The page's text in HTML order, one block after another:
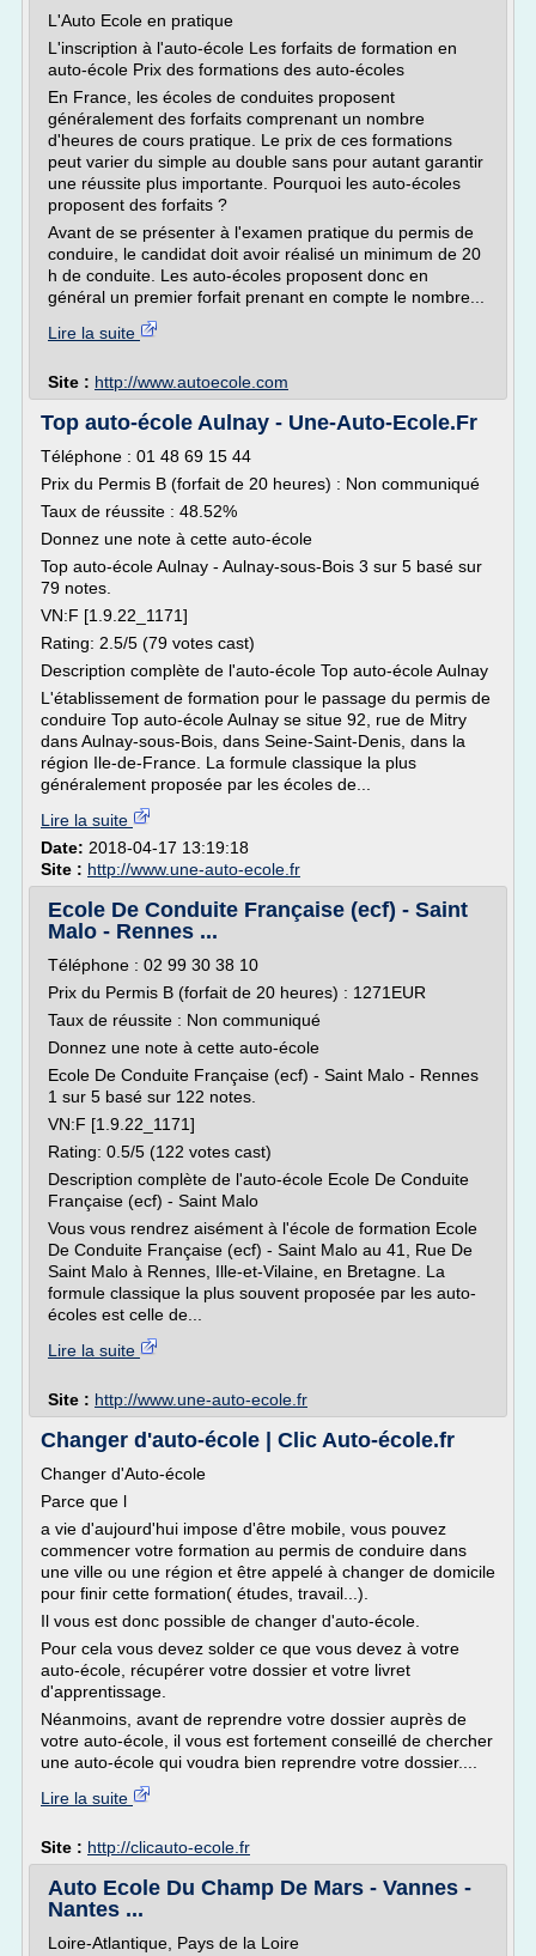
L'Auto Ecole en pratique
L'inscription à l'auto-école Les forfaits de formation en
auto-école Prix des formations des auto-écoles
En France, les écoles de conduites proposent
généralement des forfaits comprenant un nombre
d'heures de cours pratique. Le prix de ces formations
peut varier du simple au double sans pour autant garantir
une réussite plus importante. Pourquoi les auto-écoles
proposent des forfaits ?
Avant de se présenter à l'examen pratique du permis de
conduire, le candidat doit avoir réalisé un minimum de 20
h de conduite. Les auto-écoles proposent donc en
général un premier forfait prenant en compte le nombre...
Lire la suite
Site : http://www.autoecole.com
Top auto-école Aulnay - Une-Auto-Ecole.Fr
Téléphone : 01 48 69 15 44
Prix du Permis B (forfait de 20 heures) : Non communiqué
Taux de réussite : 48.52%
Donnez une note à cette auto-école
Top auto-école Aulnay - Aulnay-sous-Bois 3 sur 5 basé sur
79 notes.
VN:F [1.9.22_1171]
Rating: 2.5/5 (79 votes cast)
Description complète de l'auto-école Top auto-école Aulnay
L'établissement de formation pour le passage du permis de
conduire Top auto-école Aulnay se situe 92, rue de Mitry
dans Aulnay-sous-Bois, dans Seine-Saint-Denis, dans la
région Ile-de-France. La formule classique la plus
généralement proposée par les écoles de...
Lire la suite
Date: 2018-04-17 13:19:18
Site : http://www.une-auto-ecole.fr
Ecole De Conduite Française (ecf) - Saint
Malo - Rennes ...
Téléphone : 02 99 30 38 10
Prix du Permis B (forfait de 20 heures) : 1271EUR
Taux de réussite : Non communiqué
Donnez une note à cette auto-école
Ecole De Conduite Française (ecf) - Saint Malo - Rennes
1 sur 5 basé sur 122 notes.
VN:F [1.9.22_1171]
Rating: 0.5/5 (122 votes cast)
Description complète de l'auto-école Ecole De Conduite
Française (ecf) - Saint Malo
Vous vous rendrez aisément à l'école de formation Ecole
De Conduite Française (ecf) - Saint Malo au 41, Rue De
Saint Malo à Rennes, Ille-et-Vilaine, en Bretagne. La
formule classique la plus souvent proposée par les auto-
écoles est celle de...
Lire la suite
Site : http://www.une-auto-ecole.fr
Changer d'auto-école | Clic Auto-école.fr
Changer d'Auto-école
Parce que l
a vie d'aujourd'hui impose d'être mobile, vous pouvez
commencer votre formation au permis de conduire dans
une ville ou une région et être appelé à changer de domicile
pour finir cette formation( études, travail...).
Il vous est donc possible de changer d'auto-école.
Pour cela vous devez solder ce que vous devez à votre
auto-école, récupérer votre dossier et votre livret
d'apprentissage.
Néanmoins, avant de reprendre votre dossier auprès de
votre auto-école, il vous est fortement conseillé de chercher
une auto-école qui voudra bien reprendre votre dossier....
Lire la suite
Site : http://clicauto-ecole.fr
Auto Ecole Du Champ De Mars - Vannes -
Nantes ...
Loire-Atlantique, Pays de la Loire